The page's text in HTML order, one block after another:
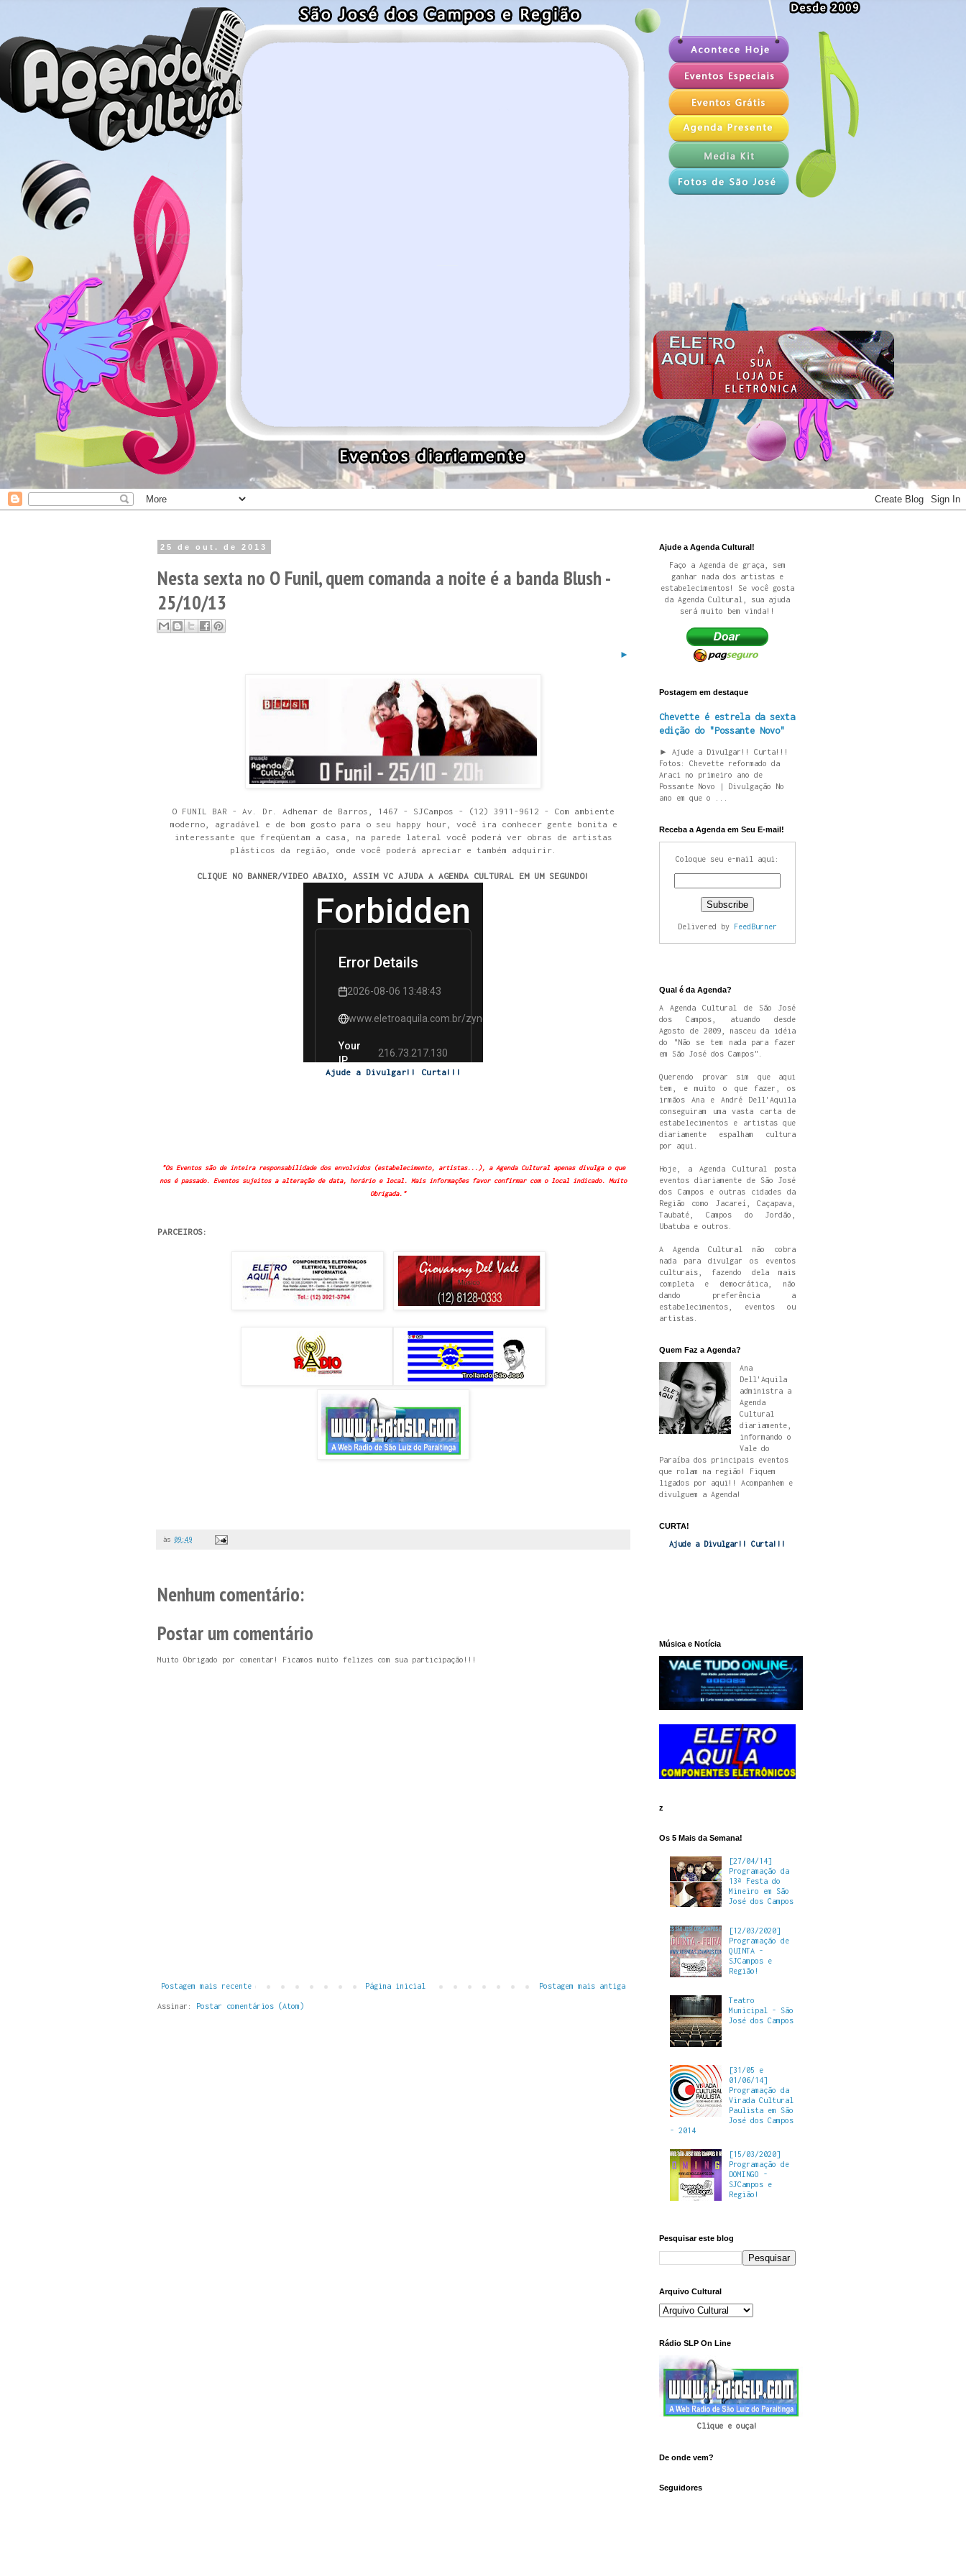
25 de out. de 2013
Nesta sexta no O Funil, quem comanda a noite é a banda Blush -
25/10/13
►
O FUNIL BAR - Av. Dr. Adhemar de Barros, 1467 - SJCampos - (12) 3911-9612 - Com ambiente
moderno, agradável e de bom gosto para o seu happy hour, você ira conhecer gente bonita e
interessante que freqüentam a casa, na parede lateral você poderá ver obras de artistas
plásticos da região, onde você poderá apreciar e também adquirir.
CLIQUE NO BANNER/VIDEO ABAIXO, ASSIM VC AJUDA A AGENDA CULTURAL EM UM SEGUNDO!
Ajude a Divulgar!! Curta!!!
"Os Eventos são de inteira responsabilidade dos envolvidos (estabelecimento, artistas...), a Agenda Cultural apenas divulga o que
nos é passado. Eventos sujeitos a alteração de data, horário e local. Mais informações favor confirmar com o local indicado. Muito
Obrigada."
PARCEIROS:
às 09:49
Nenhum comentário:
Postar um comentário
Muito Obrigado por comentar! Ficamos muito felizes com sua participação!!!
Postagem mais recente Postagem mais antiga
Página inicial
Assinar: Postar comentários (Atom)
Ajude a Agenda Cultural!
Faço a Agenda de graça, sem
ganhar nada dos artistas e
estabelecimentos! Se você gosta
da Agenda Cultural, sua ajuda
será muito bem vinda!!
Postagem em destaque
Chevette é estrela da sexta
edição do "Possante Novo"
► Ajude a Divulgar!! Curta!!!
Fotos: Chevette reformado da
Araci no primeiro ano de
Possante Novo | Divulgação No
ano em que o ...
Receba a Agenda em Seu E-mail!
Coloque seu e-mail aqui:
Delivered by FeedBurner
Qual é da Agenda?
A Agenda Cultural de São José
dos Campos, atuando desde
Agosto de 2009, nasceu da idéia
do "Não se tem nada para fazer
em São José dos Campos".
Querendo provar sim que aqui
tem, e muito o que fazer, os
irmãos Ana e André Dell'Aquila
conseguiram uma vasta carta de
estabelecimentos e artistas que
diariamente espalham cultura
por aqui.
Hoje, a Agenda Cultural posta
eventos diariamente de São José
dos Campos e outras cidades da
Região como Jacareí, Caçapava,
Taubaté, Campos do Jordão,
Ubatuba e outros.
A Agenda Cultural não cobra
nada para divulgar os eventos
culturais, fazendo dela mais
completa e democrática, não
dando preferência a
estabelecimentos, eventos ou
artistas.
Quem Faz a Agenda?
Ana
Dell'Aquila
administra a
Agenda
Cultural
diariamente,
informando o
Vale do
Paraíba dos principais eventos
que rolam na região! Fiquem
ligados por aqui!! Acompanhem e
divulguem a Agenda!
CURTA!
Ajude a Divulgar!! Curta!!!
Música e Notícia
z
Os 5 Mais da Semana!
[27/04/14]
Programação da
13ª Festa do
Mineiro em São
José dos Campos
[12/03/2020]
Programação de
QUINTA -
SJCampos e
Região!
Teatro
Municipal - São
José dos Campos
[31/05 e
01/06/14]
Programação da
Virada Cultural
Paulista em São
José dos Campos
- 2014
[15/03/2020]
Programação de
DOMINGO -
SJCampos e
Região!
Pesquisar este blog
Arquivo Cultural
Rádio SLP On Line
Clique e ouça!
De onde vem?
Seguidores